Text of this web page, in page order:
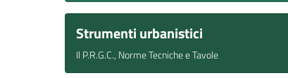
Strumenti urbanistici
Il P.R.G.C., Norme Tecniche e Tavole